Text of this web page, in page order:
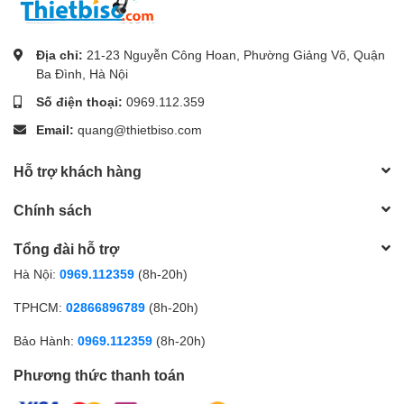
Địa chỉ: 21-23 Nguyễn Công Hoan, Phường Giảng Võ, Quận
Ba Đình, Hà Nội
Số điện thoại: 0969.112.359
Email: quang@thietbiso.com
Hỗ trợ khách hàng
Chính sách
Tổng đài hỗ trợ
Hà Nội: 0969.112359 (8h-20h)
TPHCM: 02866896789 (8h-20h)
Bảo Hành: 0969.112359 (8h-20h)
Phương thức thanh toán